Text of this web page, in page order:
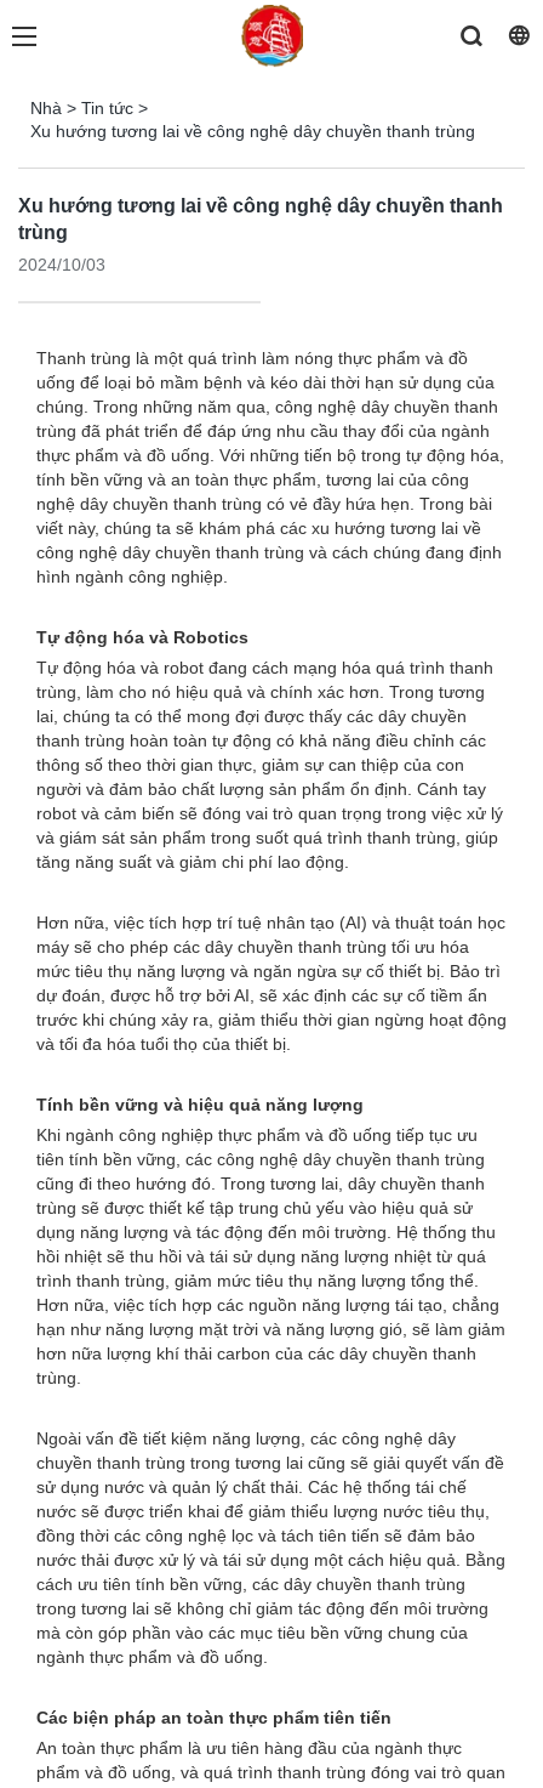
Nhà > Tin tức >
Xu hướng tương lai về công nghệ dây chuyền thanh trùng
Xu hướng tương lai về công nghệ dây chuyền thanh
trùng
2024/10/03
Thanh trùng là một quá trình làm nóng thực phẩm và đồ
uống để loại bỏ mầm bệnh và kéo dài thời hạn sử dụng của
chúng. Trong những năm qua, công nghệ dây chuyền thanh
trùng đã phát triển để đáp ứng nhu cầu thay đổi của ngành
thực phẩm và đồ uống. Với những tiến bộ trong tự động hóa,
tính bền vững và an toàn thực phẩm, tương lai của công
nghệ dây chuyền thanh trùng có vẻ đầy hứa hẹn. Trong bài
viết này, chúng ta sẽ khám phá các xu hướng tương lai về
công nghệ dây chuyền thanh trùng và cách chúng đang định
hình ngành công nghiệp.
Tự động hóa và Robotics
Tự động hóa và robot đang cách mạng hóa quá trình thanh
trùng, làm cho nó hiệu quả và chính xác hơn. Trong tương
lai, chúng ta có thể mong đợi được thấy các dây chuyền
thanh trùng hoàn toàn tự động có khả năng điều chỉnh các
thông số theo thời gian thực, giảm sự can thiệp của con
người và đảm bảo chất lượng sản phẩm ổn định. Cánh tay
robot và cảm biến sẽ đóng vai trò quan trọng trong việc xử lý
và giám sát sản phẩm trong suốt quá trình thanh trùng, giúp
tăng năng suất và giảm chi phí lao động.
Hơn nữa, việc tích hợp trí tuệ nhân tạo (AI) và thuật toán học
máy sẽ cho phép các dây chuyền thanh trùng tối ưu hóa
mức tiêu thụ năng lượng và ngăn ngừa sự cố thiết bị. Bảo trì
dự đoán, được hỗ trợ bởi AI, sẽ xác định các sự cố tiềm ẩn
trước khi chúng xảy ra, giảm thiểu thời gian ngừng hoạt động
và tối đa hóa tuổi thọ của thiết bị.
Tính bền vững và hiệu quả năng lượng
Khi ngành công nghiệp thực phẩm và đồ uống tiếp tục ưu
tiên tính bền vững, các công nghệ dây chuyền thanh trùng
cũng đi theo hướng đó. Trong tương lai, dây chuyền thanh
trùng sẽ được thiết kế tập trung chủ yếu vào hiệu quả sử
dụng năng lượng và tác động đến môi trường. Hệ thống thu
hồi nhiệt sẽ thu hồi và tái sử dụng năng lượng nhiệt từ quá
trình thanh trùng, giảm mức tiêu thụ năng lượng tổng thể.
Hơn nữa, việc tích hợp các nguồn năng lượng tái tạo, chẳng
hạn như năng lượng mặt trời và năng lượng gió, sẽ làm giảm
hơn nữa lượng khí thải carbon của các dây chuyền thanh
trùng.
Ngoài vấn đề tiết kiệm năng lượng, các công nghệ dây
chuyền thanh trùng trong tương lai cũng sẽ giải quyết vấn đề
sử dụng nước và quản lý chất thải. Các hệ thống tái chế
nước sẽ được triển khai để giảm thiểu lượng nước tiêu thụ,
đồng thời các công nghệ lọc và tách tiên tiến sẽ đảm bảo
nước thải được xử lý và tái sử dụng một cách hiệu quả. Bằng
cách ưu tiên tính bền vững, các dây chuyền thanh trùng
trong tương lai sẽ không chỉ giảm tác động đến môi trường
mà còn góp phần vào các mục tiêu bền vững chung của
ngành thực phẩm và đồ uống.
Các biện pháp an toàn thực phẩm tiên tiến
An toàn thực phẩm là ưu tiên hàng đầu của ngành thực
phẩm và đồ uống, và quá trình thanh trùng đóng vai trò quan